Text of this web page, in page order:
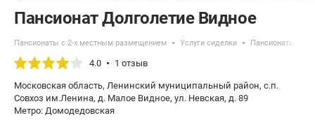
Пансионат Долголетие Видное
Пансионаты с 2-х местным размещением Услуги сиделки Пансионаты с
4.0 1 отзыв
Московская область, Ленинский муниципальный район, с.п.
Совхоз им.Ленина, д. Малое Видное, ул. Невская, д. 89
Метро: Домодедовская